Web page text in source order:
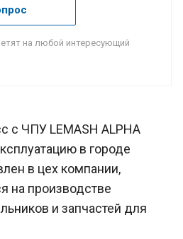
на любой интересующий
с ЧПУ LEMASH ALPHA
в городе
в цех компании,
на производстве
и запчастей для